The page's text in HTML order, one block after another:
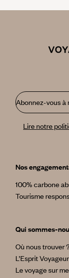
Abonnez-vous à
Lire notre
Nos
100% carbone
Tourisme
Qui sommes-
Où nous trouver
L’Esprit
Le voyage sur